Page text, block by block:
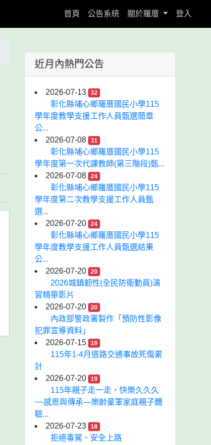
首頁 (current)
公告系統 關於羅厝 登入
近月內熱門公告
2026-07-13 32
彰化縣埔心鄉羅厝國民小學115
學年度教學支援工作人員甄選簡章
公...
2026-07-08
31
彰化縣埔心鄉羅厝國民小學115
學年度第一次代課教師(第三階段)甄...
2026-07-08
24
彰化縣埔心鄉羅厝國民小學115
學年度第二次教學支援工作人員甄
選...
2026-07-20
24
彰化縣埔心鄉羅厝國民小學115
學年度教學支援工作人員甄選結果
公...
2026-07-20
20
2026城鎮韌性(全民防衛動員)演
習精華影片
2026-07-20
20
內政部警政署製作「預防性影像
犯罪宣導資料」
2026-07-15
19
115年1-4月道路交通事故死傷累
計
2026-07-20
19
115年親子走一走，快樂久久久
~~感恩與傳承—樂齡童軍家庭親子體
驗...
2026-07-23
18
拒絕毒駕、安全上路